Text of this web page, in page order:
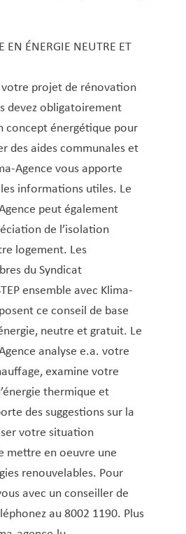
EN ÉNERGIE NEUTRE ET
votre projet de rénovation
devez obligatoirement
concept énergétique pour
des aides communales et
Agence vous apporte
informations utiles. Le
peut également
de l’isolation
logement. Les
du Syndicat
ensemble avec Klima-
ce conseil de base
neutre et gratuit. Le
analyse e.a. votre
examine votre
thermique et
des suggestions sur la
votre situation
mettre en oeuvre une
renouvelables. Pour
avec un conseiller de
au 8002 1190. Plus